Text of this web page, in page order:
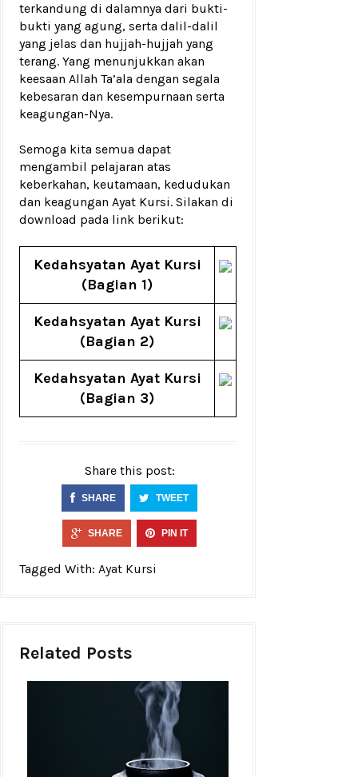
terkandung di dalamnya dari bukti-
bukti yang agung, serta dalil-dalil
yang jelas dan hujjah-hujjah yang
terang. Yang menunjukkan akan
keesaan Allah Ta’ala dengan segala
kebesaran dan kesempurnaan serta
keagungan-Nya.
Semoga kita semua dapat
mengambil pelajaran atas
keberkahan, keutamaan, kedudukan
dan keagungan Ayat Kursi. Silakan di
download pada link berikut:
Kedahsyatan Ayat Kursi
(Bagian 1)
Kedahsyatan Ayat Kursi
(Bagian 2)
Kedahsyatan Ayat Kursi
(Bagian 3)
Share this post:
SHARE TWEET
SHARE PIN IT
Tagged With: Ayat Kursi
Related Posts